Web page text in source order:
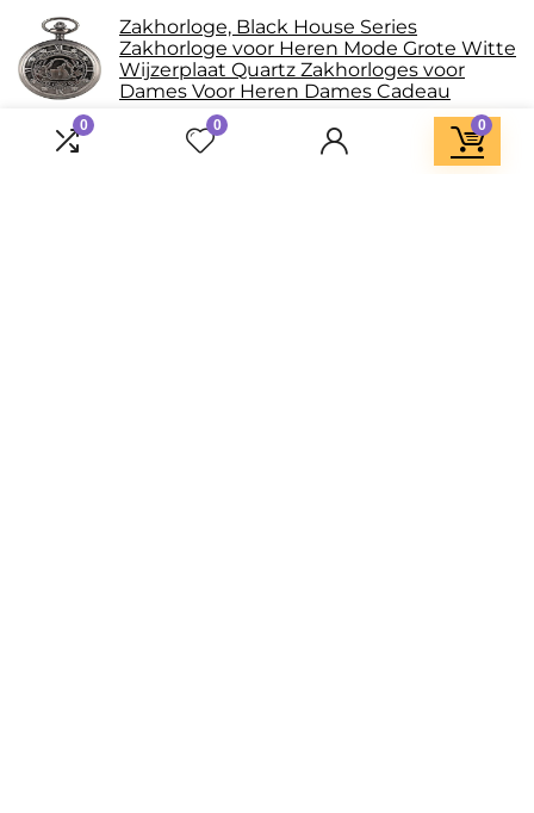
0 0 0
Zakhorloge, Black House Series
Zakhorloge voor Heren Mode Grote Witte
Wijzerplaat Quartz Zakhorloges voor
Dames Voor Heren Dames Cadeau
Vintage bronzen horloge Steampunk